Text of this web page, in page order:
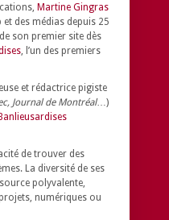
Martine Gingras
des médias depuis 25
son premier site dès
, l’un des premiers
et rédactrice pigiste
Journal de Montréal…)
de trouver des
La diversité de ses
polyvalente,
numériques ou